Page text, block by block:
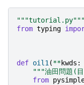
"""tutorial.py"""
from typing
def oil1 (**kwds :
"""油田問題(
from